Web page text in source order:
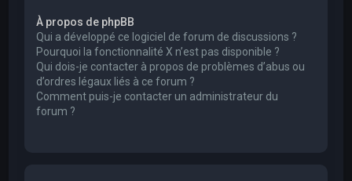
À propos de phpBB
Qui a développé ce logiciel de forum de discussions ?
Pourquoi la fonctionnalité X n’est pas disponible ?
Qui dois-je contacter à propos de problèmes d’abus ou
d’ordres légaux liés à ce forum ?
Comment puis-je contacter un administrateur du
forum ?